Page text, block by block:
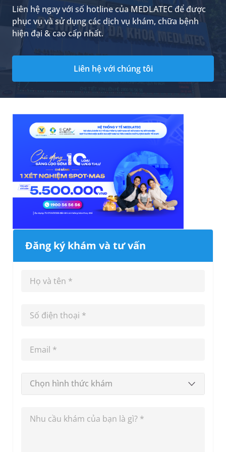
Liên hệ ngay với số hotline của MEDLATEC để được
phục vụ và sử dụng các dịch vụ khám, chữa bệnh
hiện đại & cao cấp nhất.
Liên hệ với chúng tôi
Đăng ký khám và tư vấn
Chọn hình thức khám